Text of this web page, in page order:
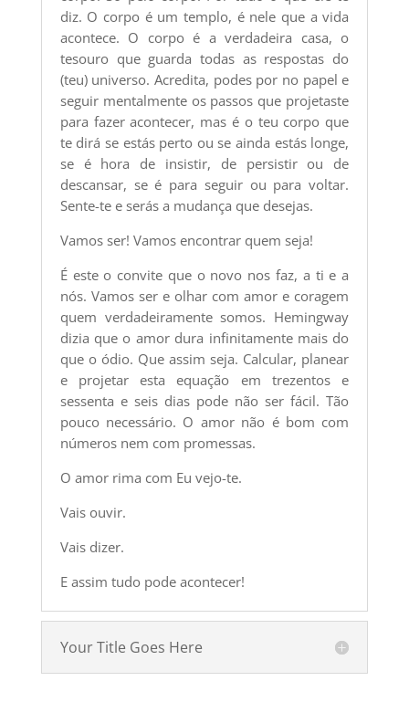
diz. O corpo é um templo, é nele que a vida
acontece. O corpo é a verdadeira casa, o
tesouro que guarda todas as respostas do
(teu) universo. Acredita, podes por no papel e
seguir mentalmente os passos que projetaste
para fazer acontecer, mas é o teu corpo que
te dirá se estás perto ou se ainda estás longe,
se é hora de insistir, de persistir ou de
descansar, se é para seguir ou para voltar.
Sente-te e serás a mudança que desejas.
Vamos ser! Vamos encontrar quem seja!
É este o convite que o novo nos faz, a ti e a
nós. Vamos ser e olhar com amor e coragem
quem verdadeiramente somos. Hemingway
dizia que o amor dura infinitamente mais do
que o ódio. Que assim seja. Calcular, planear
e projetar esta equação em trezentos e
sessenta e seis dias pode não ser fácil. Tão
pouco necessário. O amor não é bom com
números nem com promessas.
O amor rima com Eu vejo-te.
Vais ouvir.
Vais dizer.
E assim tudo pode acontecer!
Your Title Goes Here